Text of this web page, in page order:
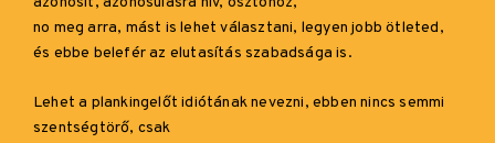
no meg arra, mást is lehet választani, legyen jobb ötleted,
és ebbe belefér az elutasítás szabadsága is.
Lehet a plankingelőt idiótának nevezni, ebben nincs semmi
szentségtörő, csak